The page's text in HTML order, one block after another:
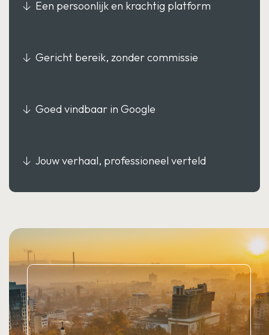
Een persoonlijk en krachtig platform
Gericht bereik, zonder commissie
Goed vindbaar in Google
Jouw verhaal, professioneel verteld